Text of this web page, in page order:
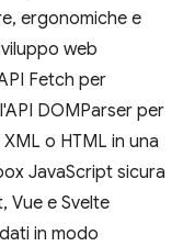
ergonomiche e
web
Fetch per
DOMParser per
o HTML in una
JavaScript sicura
Vue e Svelte
in modo